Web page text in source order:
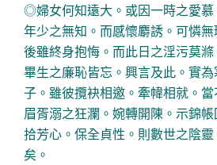
◎婦女何知遠大。或因一時之愛慕
年少之無知。而感懷麝誘。可憐
後雖終身抱悔。而此日之淫污莫
畢生之廉恥皆忘。興言及此。實
子。雖彼攬袂相邀。牽幃相就。
眉胥溺之狂瀾。婉轉開陳。示錦
拾芳心。保全貞性。則數世之陰
矣。